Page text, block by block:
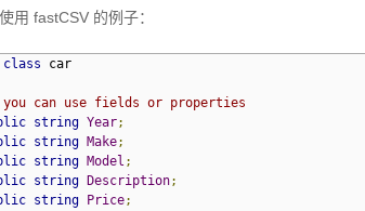
用 fastCSV 的例子：
class car
can use fields or properties
string Year;
string Make;
string Model ;
string Description;
string Price;